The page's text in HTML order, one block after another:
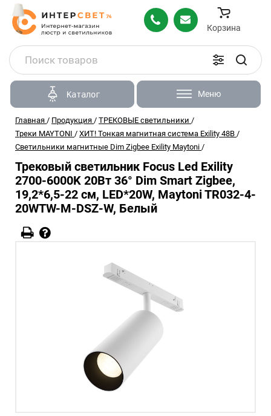
Корзина
Каталог Меню
Главная / Продукция / ТРЕКОВЫЕ светильники /
Треки MAYTONI / ХИТ! Тонкая магнитная система Exility 48В /
Светильники магнитные Dim Zigbee Exility Maytoni /
Трековый светильник Focus Led Exility
2700-6000K 20Вт 36° Dim Smart Zigbee,
19,2*6,5-22 см, LED*20W, Maytoni TR032-4-
20WTW-M-DSZ-W, Белый